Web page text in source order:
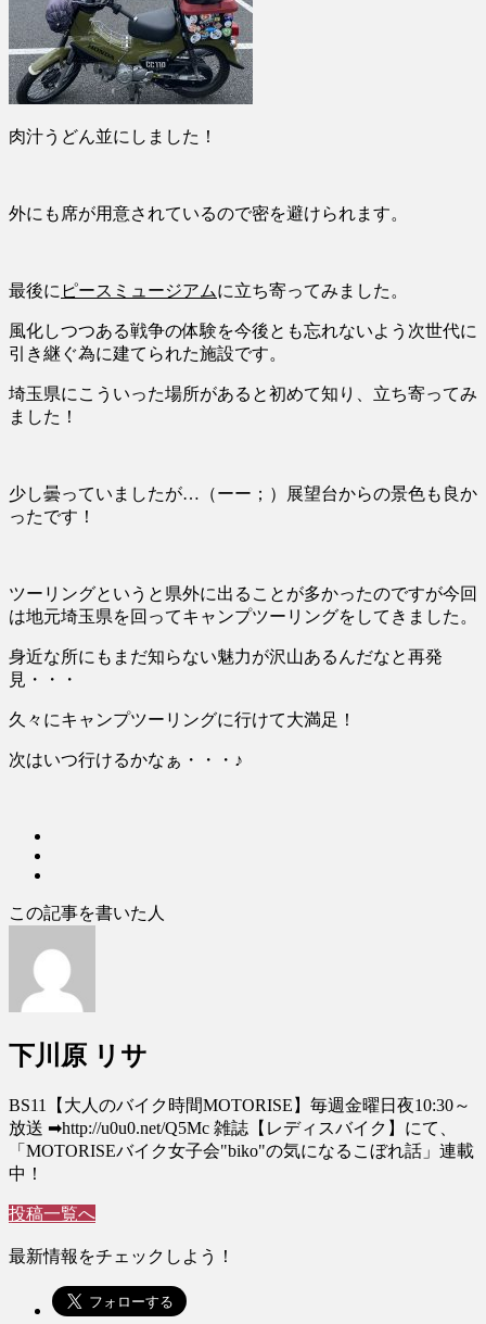
肉汁うどん並にしました！
外にも席が用意されているので密を避けられます。
最後に ピースミュージアムに立ち寄ってみました。
風化しつつある戦争の体験を今後とも忘れないよう次世代に
引き継ぐ為に建てられた施設です。
埼玉県にこういった場所があると初めて知り、立ち寄ってみ
ました！
少し曇っていましたが…（ーー；）展望台からの景色も良か
ったです！
ツーリングというと県外に出ることが多かったのですが今回
は地元埼玉県を回ってキャンプツーリングをしてきました。
身近な所にもまだ知らない魅力が沢山あるんだなと再発
見・・・
久々にキャンプツーリングに行けて大満足！
次はいつ行けるかなぁ・・・ ♪
この記事を書いた人
下川原 リサ
BS11【大人のバイク時間MOTORISE】毎週金曜日夜10:30～
放送 ➡︎http://u0u0.net/Q5Mc 雑誌【レディスバイク】にて、
「MOTORISEバイク女子会"biko"の気になるこぼれ話」連載
中！
投稿一覧へ
最新情報をチェックしよう！